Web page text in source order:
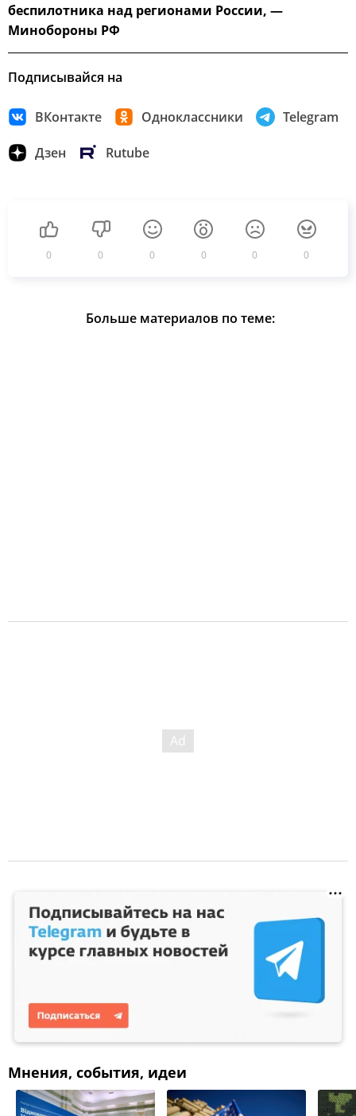
беспилотника над регионами России, —
Минобороны РФ
Подписывайся на
ВКонтакте Одноклассники Telegram
Дзен Rutube
0 0 0 0 0 0
Больше материалов по теме:
Мнения, события, идеи